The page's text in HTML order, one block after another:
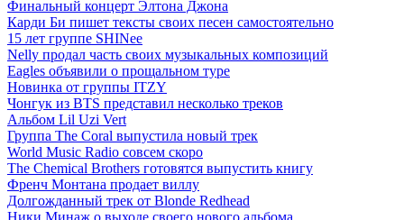
Финальный концерт Элтона Джона
Карди Би пишет тексты своих песен самостоятельно
15 лет группе SHINee
Nelly продал часть своих музыкальных композиций
Eagles объявили о прощальном туре
Новинка от группы ITZY
Чонгук из BTS представил несколько треков
Альбом Lil Uzi Vert
Группа The Coral выпустила новый трек
World Music Radio совсем скоро
The Chemical Brothers готовятся выпустить книгу
Френч Монтана продает виллу
Долгожданный трек от Blonde Redhead